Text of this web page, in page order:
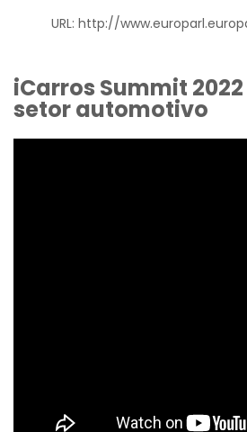
URL: http://
iCarros Summit
setor automotivo